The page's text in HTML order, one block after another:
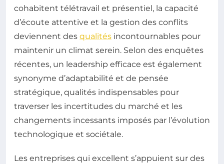
cohabitent télétravail et présentiel, la capacité
d’écoute attentive et la gestion des conflits
deviennent des qualités incontournables pour
maintenir un climat serein. Selon des enquêtes
récentes, un leadership efficace est également
synonyme d’adaptabilité et de pensée
stratégique, qualités indispensables pour
traverser les incertitudes du marché et les
changements incessants imposés par l’évolution
technologique et sociétale.
Les entreprises qui excellent s’appuient sur des